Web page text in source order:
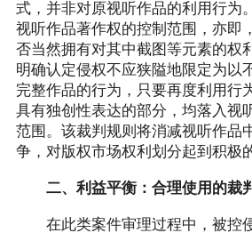
式，并非对原视听作品的利用行为
视听作品著作权的控制范围，亦即
否当然拥有对其中截图等元素的权
明确认定侵权不应狭隘地限定为以
完整作品的行为，只要再度利用行
具有独创性表达的部分，均落入视
范围。该裁判规则将消减视听作品
争，对版权市场权利划分起到积极
二、利益平衡：合理使用的裁
在此类案件审理过程中，被控